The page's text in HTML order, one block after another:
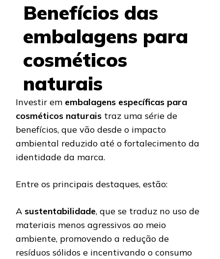
Benefícios das
embalagens para
cosméticos
naturais
Investir em embalagens específicas para
cosméticos naturais traz uma série de
benefícios, que vão desde o impacto
ambiental reduzido até o fortalecimento da
identidade da marca.
Entre os principais destaques, estão:
A sustentabilidade, que se traduz no uso de
materiais menos agressivos ao meio
ambiente, promovendo a redução de
resíduos sólidos e incentivando o consumo